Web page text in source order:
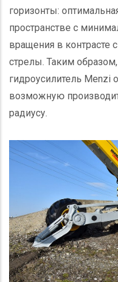
горизонты:
пространстве с
вращения в
стрелы. Таким образом,
гидроусилитель Menzi
возможную
радиусу.